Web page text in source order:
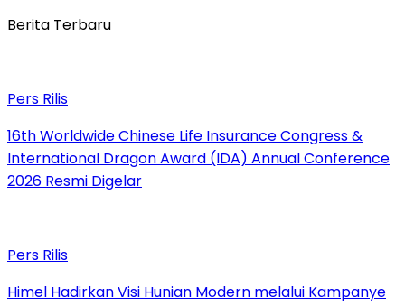
Berita Terbaru
Pers Rilis
16th Worldwide Chinese Life Insurance Congress &
International Dragon Award (IDA) Annual Conference
2026 Resmi Digelar
Pers Rilis
Himel Hadirkan Visi Hunian Modern melalui Kampanye